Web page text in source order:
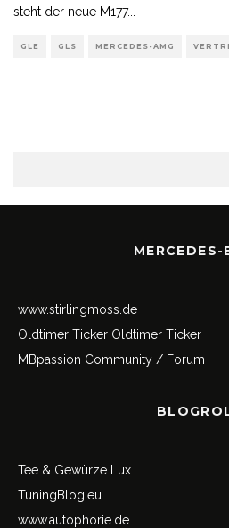
steht der neue M177...
GLE GLS MERCEDES-AMG
MERCEDES-
www.stirlingmoss.de
Oldtimer Ticker Oldtimer Ticker
MBpassion Community / Forum
Tee & Gewürze Lux
TuningBlog.eu
www.autophorie.de